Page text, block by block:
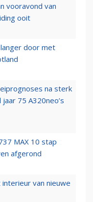
vooravond van
ooit
door met
na sterk
75 A320neo’s
MAX 10 stap
afgerond
van nieuwe